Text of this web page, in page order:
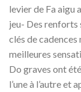
levier de Fa aigu
jeu- Des renforts
clés de
meilleures
Do graves ont
l’une à l’autre et